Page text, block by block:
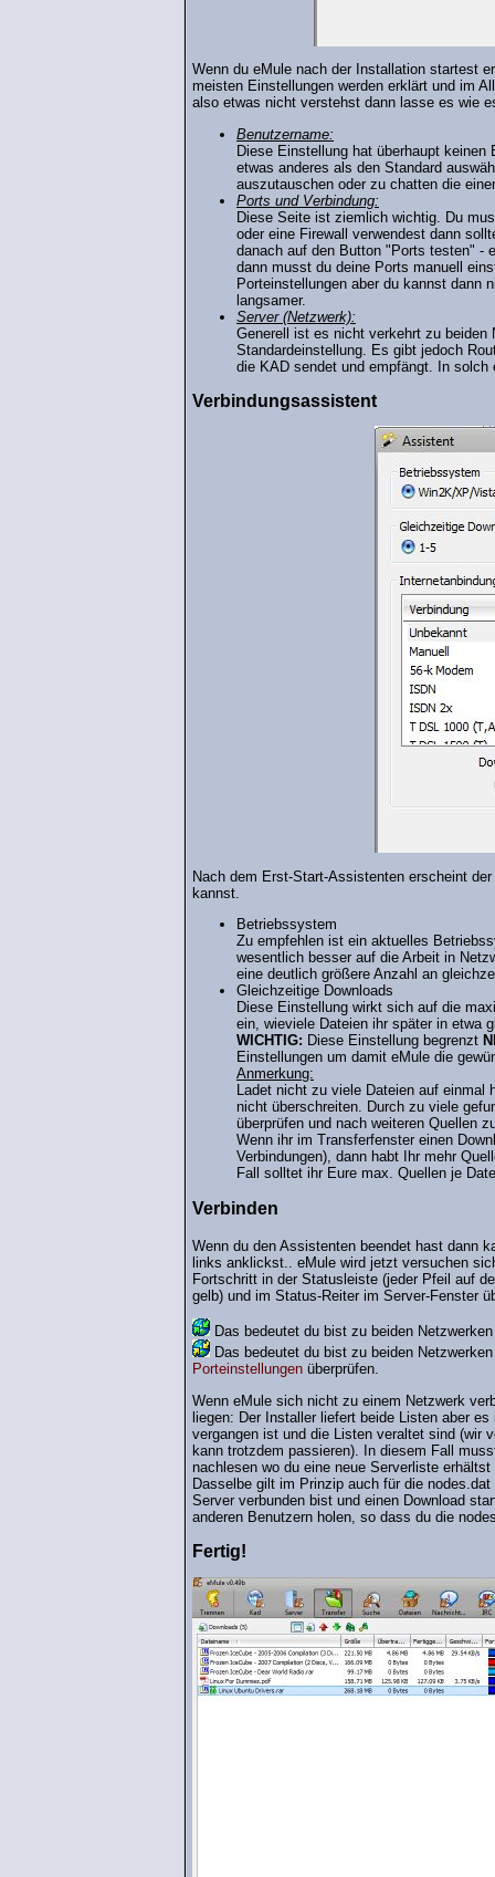
Wenn du eMule nach der Installation startest
meisten Einstellungen werden erklärt und im
also etwas nicht verstehst dann lasse es wie
Benutzername:
Diese Einstellung hat überhaupt
etwas anderes als den Standard
auszutauschen oder zu chatten die
Ports und Verbindung:
Diese Seite ist ziemlich wichtig. Du
oder eine Firewall verwendest dann
danach auf den Button "Ports testen" -
dann musst du deine Ports manuell
Porteinstellungen aber du kannst dann
langsamer.
Server (Netzwerk):
Generell ist es nicht verkehrt zu beiden
Standardeinstellung. Es gibt jedoch
die KAD sendet und empfängt. In
Verbindungsassistent
Nach dem Erst-Start-Assistenten erscheint
kannst.
Betriebssystem
Zu empfehlen ist ein aktuelles
wesentlich besser auf die Arbeit in
eine deutlich größere Anzahl an
Gleichzeitige Downloads
Diese Einstellung wirkt sich auf die
ein, wieviele Dateien ihr später in etwa
WICHTIG: Diese Einstellung begrenzt
Einstellungen um damit eMule die
Anmerkung:
Ladet nicht zu viele Dateien auf einmal
nicht überschreiten. Durch zu viele
überprüfen und nach weiteren Quellen
Wenn ihr im Transferfenster einen
Verbindungen), dann habt Ihr mehr
Fall solltet ihr Eure max. Quellen je
Verbinden
Wenn du den Assistenten beendet hast dann
links anklickst.. eMule wird jetzt versuchen
Fortschritt in der Statusleiste (jeder Pfeil auf
gelb) und im Status-Reiter im Server-Fenster
Das bedeutet du bist zu beiden
Das bedeutet du bist zu beiden
Porteinstellungen überprüfen.
Wenn eMule sich nicht zu einem Netzwerk
liegen: Der Installer liefert beide Listen aber
vergangen ist und die Listen veraltet sind (wir
kann trotzdem passieren). In diesem Fall
nachlesen wo du eine neue Serverliste
Dasselbe gilt im Prinzip auch für die
Server verbunden bist und einen Download
anderen Benutzern holen, so dass du die
Fertig!